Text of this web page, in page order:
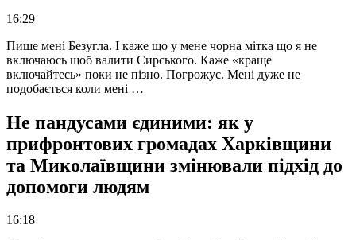
16:29
Пише мені Безугла. І каже що у мене чорна мітка що я не
включаюсь щоб валити Сирського. Каже «краще
включайтесь» поки не пізно. Погрожує. Мені дуже не
подобається коли мені …
Не пандусами єдиними: як у
прифронтових громадах Харківщини
та Миколаївщини змінювали підхід до
допомоги людям
16:18